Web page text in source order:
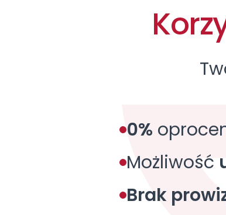
0%
Możliwość
Brak